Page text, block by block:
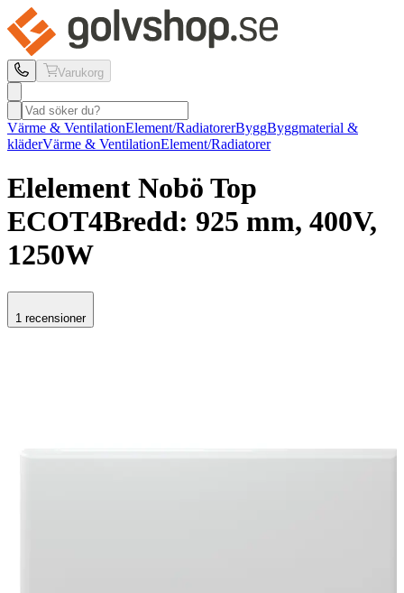
Varukorg
Värme & VentilationElement/RadiatorerByggByggmaterial &
kläderVärme & VentilationElement/Radiatorer
Elelement Nobö Top
ECOT4Bredd: 925 mm, 400V,
1250W
1 recensioner